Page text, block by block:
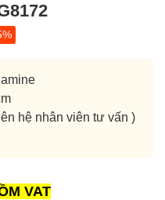
hệ nhân viên tư vấn )
VAT